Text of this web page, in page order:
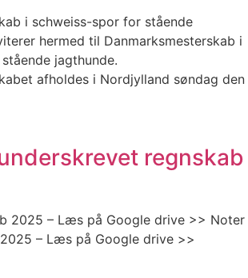
i schweiss-spor for stående
hermed til Danmarksmesterskab i
jagthunde.
afholdes i Nordjylland søndag den
regnskab
2025 – Læs på Google drive >> Noter
– Læs på Google drive >>